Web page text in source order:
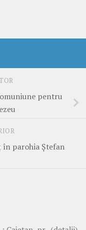
pentru
în parohia Ștefan